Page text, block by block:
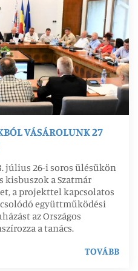
VÁSÁROLUNK 27
július 26-i soros ülésükön
kisbuszok a Szatmár
a projekttel kapcsolatos
együttműködési
az Országos
a tanács.
TOVÁBB